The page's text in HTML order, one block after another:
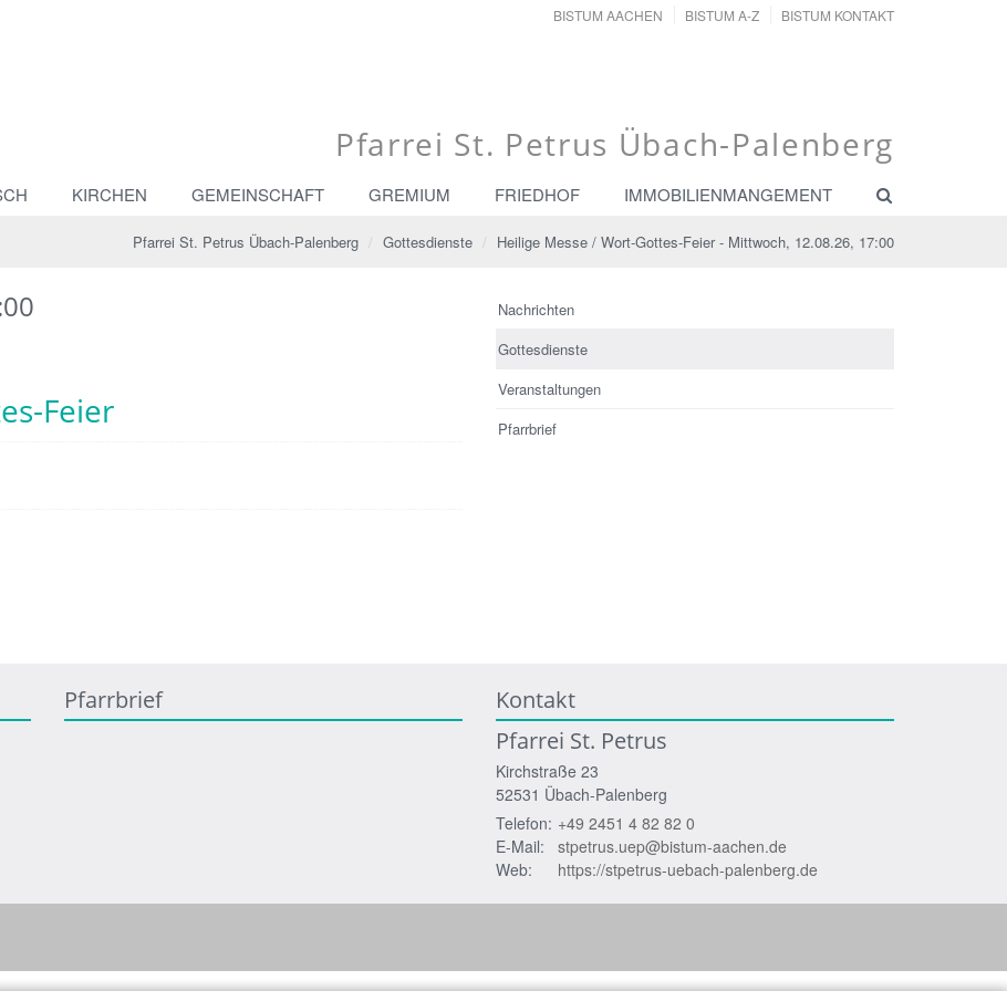
BISTUM AACHEN BISTUM A-Z BISTUM KONTAKT
Pfarrei St. Petrus Übach-Palenberg
KIRCHEN GEMEINSCHAFT GREMIUM FRIEDHOF IMMOBILIENMANGEMENT
Pfarrei St. Petrus Übach-Palenberg Gottesdienste Heilige Messe / Wort-Gottes-Feier - Mittwoch, 12.08.26, 17:00
Feier
Nachrichten
Gottesdienste
Veranstaltungen
Pfarrbrief
Pfarrbrief
Kontakt
Pfarrei St. Petrus
Kirchstraße 23
52531 Übach-Palenberg
Telefon: +49 2451 4 82 82 0
E-Mail:
stpetrus.uep@bistum-aachen.de
Web:
https://stpetrus-uebach-palenberg.de